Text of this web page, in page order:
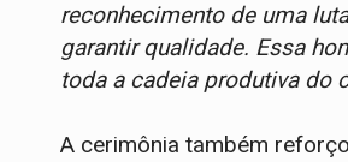
reconhecimento de uma
garantir qualidade. Essa
toda a cadeia produtiva do
A cerimônia também